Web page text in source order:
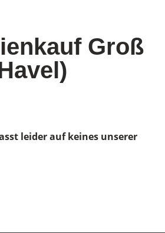
Groß
leider auf keines unserer